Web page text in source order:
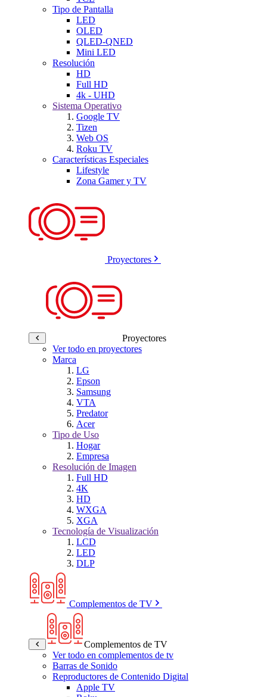
Tipo de Pantalla
LED
OLED
QLED-QNED
Mini LED
Resolución
HD
Full HD
4k - UHD
Sistema Operativo
Google TV
Tizen
Web OS
Roku TV
Características Especiales
Lifestyle
Zona Gamer y TV
Proyectores
Proyectores
Ver todo en proyectores
Marca
LG
Epson
Samsung
VTA
Predator
Acer
Tipo de Uso
Hogar
Empresa
Resolución de Imagen
Full HD
4K
HD
WXGA
XGA
Tecnología de Visualización
LCD
LED
DLP
Complementos de TV
Complementos de TV
Ver todo en complementos de tv
Barras de Sonido
Reproductores de Contenido Digital
Apple TV